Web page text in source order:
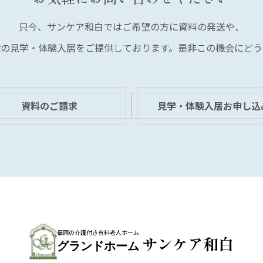
只今、サンケア和白ではご希望の方に資料の発送や、
見学・体験入居を ご提供しております。 是非この機会にど
資料のご請求 見学・体験入居お申し
福岡の介護付き有料老人ホーム
グランドホーム サンケア和白